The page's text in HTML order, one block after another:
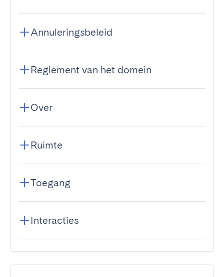
Annuleringsbeleid
Reglement van het domein
Over
Ruimte
Toegang
Interacties